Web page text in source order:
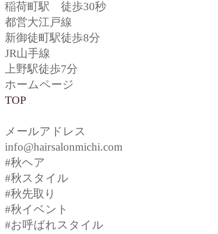
稲荷町駅 徒歩30秒
都営大江戸線
新御徒町駅徒歩8分
JR山手線
上野駅徒歩7分
ホームページ
TOP
メールアドレス
info@hairsalonmichi.com
#秋ヘア
#秋スタイル
#秋先取り
#秋イベント
#お呼ばれスタイル